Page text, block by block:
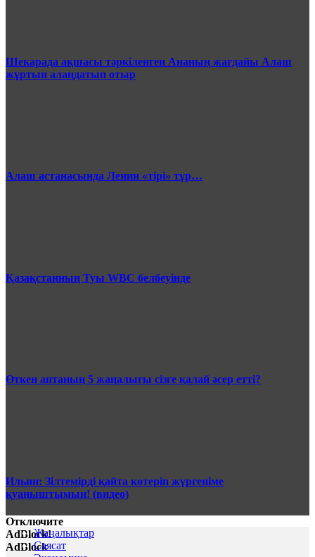
Шекарада ақшасы тәркіленген Ананың жағдайы Алаш
жұртын алаңдатып отыр
Алаш астанасында Ленин «тірі» тұр…
Қазақстанның Туы WBC белбеуінде
Өткен аптаның 5 жаңалығы сізге қалай әсер етті?
Ильин: Зілтемірді қайта көтеріп жүргеніме
қуаныштымын! (видео)
Отключите
AdBlock!
AdBlock
Жаңалықтар
Саясат